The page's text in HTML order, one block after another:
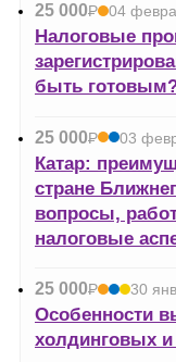
25 000Р
УБ.
04
Налоговые
быть
25 000Р
УБ.
03
Катар:
стране
вопросы,
налоговые
25 000Р
УБ.
30
Особенности
холдинговых